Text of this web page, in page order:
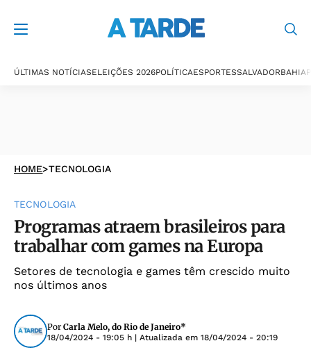
ÚLTIMAS NOTÍCIASELEIÇÕES 2026POLÍTICAESPORTESSALVADORBAHIA
HOME>TECNOLOGIA
TECNOLOGIA
Programas atraem brasileiros para
trabalhar com games na Europa
Setores de tecnologia e games têm crescido muito
nos últimos anos
Por Carla Melo, do Rio de Janeiro*
18/04/2024 - 19:05 h | Atualizada em 18/04/2024 - 20:19